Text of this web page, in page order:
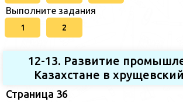
Выполните задания
1 2
12-13. Развитие
Казахстане в
Страница 36